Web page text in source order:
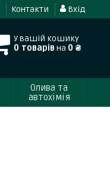
Контакти Вхід
У вашій кошику
0 товарів на 0 ₴
Олива та
автохімія